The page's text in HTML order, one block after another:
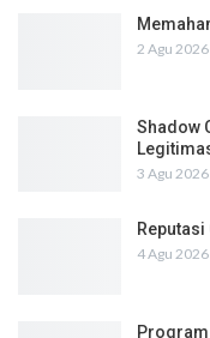
2 Agu 2026
Shadow
3 Agu 2026
4 Agu 2026
Program